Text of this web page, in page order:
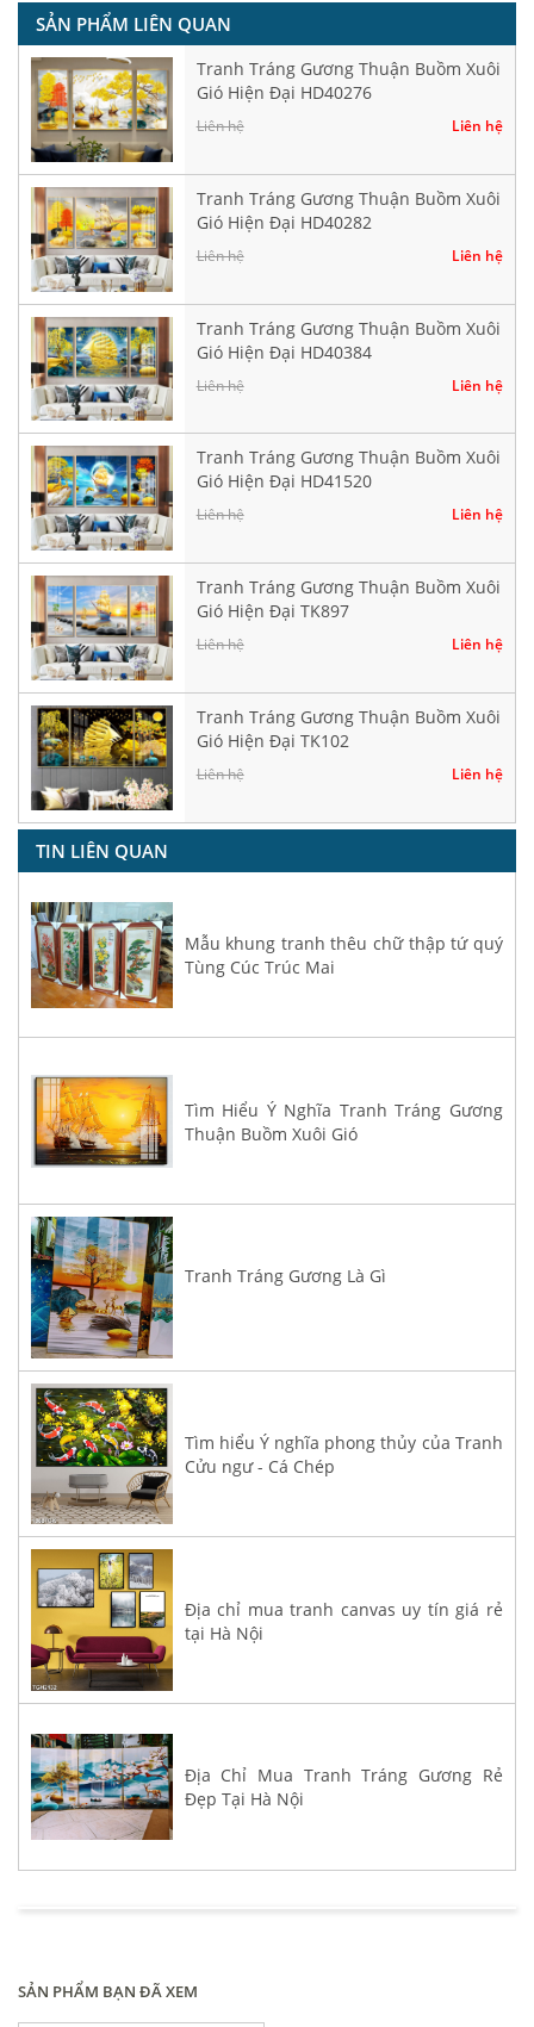
SẢN PHẨM LIÊN QUAN
Tranh Tráng Gương Thuận Buồm Xuôi
Gió Hiện Đại HD40276
Liên hệ Liên hệ
Tranh Tráng Gương Thuận Buồm Xuôi
Gió Hiện Đại HD40282
Liên hệ Liên hệ
Tranh Tráng Gương Thuận Buồm Xuôi
Gió Hiện Đại HD40384
Liên hệ Liên hệ
Tranh Tráng Gương Thuận Buồm Xuôi
Gió Hiện Đại HD41520
Liên hệ Liên hệ
Tranh Tráng Gương Thuận Buồm Xuôi
Gió Hiện Đại TK897
Liên hệ Liên hệ
Tranh Tráng Gương Thuận Buồm Xuôi
Gió Hiện Đại TK102
Liên hệ Liên hệ
TIN LIÊN QUAN
Mẫu khung tranh thêu chữ thập tứ quý
Tùng Cúc Trúc Mai
Tìm Hiểu Ý Nghĩa Tranh Tráng Gương
Thuận Buồm Xuôi Gió
Tranh Tráng Gương Là Gì
Tìm hiểu Ý nghĩa phong thủy của Tranh
Cửu ngư - Cá Chép
Địa chỉ mua tranh canvas uy tín giá rẻ
tại Hà Nội
Địa Chỉ Mua Tranh Tráng Gương Rẻ
Đẹp Tại Hà Nội
SẢN PHẨM BẠN ĐÃ XEM